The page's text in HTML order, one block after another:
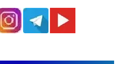
2022-2023
9 Semester 1 Tahun 2025 Tahun
2022 (2021/2022)